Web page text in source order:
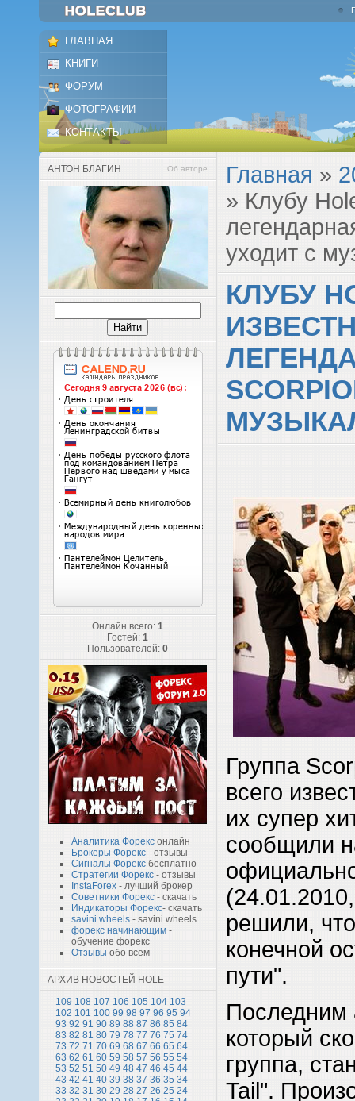
ГЛАВНАЯ
КНИГИ
ФОРУМ
ФОТОГРАФИИ
КОНТАКТЫ
АНТОН БЛАГИН Об авторе
Онлайн всего: 1
Гостей: 1
Пользователей: 0
Аналитика Форекс онлайн
Брокеры Форекс - отзывы
Сигналы Форекс бесплатно
Стратегии Форекс - отзывы
InstaForex - лучший брокер
Советники Форекс - скачать
Индикаторы Форекс- скачать
savini wheels - savini wheels
форекс начинающим -
обучение форекс
Отзывы обо всем
АРХИВ НОВОСТЕЙ HOLE
109 108 107 106 105 104 103
102 101 100 99 98 97 96 95 94
93 92 91 90 89 88 87 86 85 84
83 82 81 80 79 78 77 76 75 74
73 72 71 70 69 68 67 66 65 64
63 62 61 60 59 58 57 56 55 54
53 52 51 50 49 48 47 46 45 44
43 42 41 40 39 38 37 36 35 34
33 32 31 30 29 28 27 26 25 24
Главная »
» Клубу
уходит с
КЛУБУ
Группа
всего
их супер
сообщили
решили,
конечной
пути".
который
группа,
Tail".